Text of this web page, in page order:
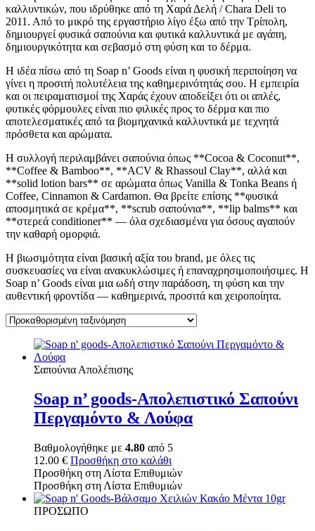
καλλυντικών, που ιδρύθηκε από τη Χαρά Δελή / Chara Deli το
2011. Από το μικρό της εργαστήριο λίγο έξω από την Τρίπολη,
δημιουργεί φυσικά σαπούνια και φυτικά καλλυντικά με αγάπη,
δημιουργικότητα και σεβασμό στη φύση και το δέρμα.
Η ιδέα πίσω από τη Soap n’ Goods είναι η φυσική περιποίηση να
γίνει η προσιτή πολυτέλεια της καθημερινότητάς σου. Η εμπειρία
και οι πειραματισμοί της Χαράς έχουν αποδείξει ότι οι απλές,
φυτικές φόρμουλες είναι πιο φιλικές προς το δέρμα και πιο
αποτελεσματικές από τα βιομηχανικά καλλυντικά με τεχνητά
πρόσθετα και αρώματα.
Η συλλογή περιλαμβάνει σαπούνια όπως **Cocoa & Coconut**,
**Coffee & Bamboo**, **ACV & Rhassoul Clay**, αλλά και
**solid lotion bars** σε αρώματα όπως Vanilla & Tonka Beans ή
Coffee, Cinnamon & Cardamon. Θα βρείτε επίσης **φυσικά
αποσμητικά σε κρέμα**, **scrub σαπούνια**, **lip balms** και
**στερεά conditioner** — όλα σχεδιασμένα για όσους αγαπούν
την καθαρή ομορφιά.
Η βιωσιμότητα είναι βασική αξία του brand, με όλες τις
συσκευασίες να είναι ανακυκλώσιμες ή επαναχρησιμοποιήσιμες. Η
Soap n’ Goods είναι μια ωδή στην παράδοση, τη φύση και την
αυθεντική φροντίδα — καθημερινά, προσιτά και χειροποίητα.
Σαπούνια Απολέπισης
Soap n’ goods-Απολεπιστικό Σαπούνι
Περγαμόντο & Λούφα
Βαθμολογήθηκε με 4.80 από 5
12.00 € Προσθήκη στο καλάθι
Προσθήκη στη Λίστα Επιθυμιών
Προσθήκη στη Λίστα Επιθυμιών
ΠΡΟΣΩΠΟ